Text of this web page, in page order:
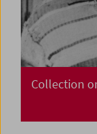
Collection